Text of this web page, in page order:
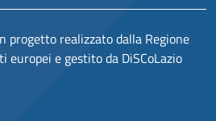
progetto realizzato dalla Regione
europei e gestito da DiSCoLazio